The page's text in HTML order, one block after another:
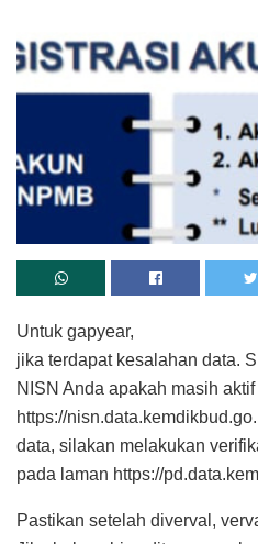
Untuk gapyear,
jika terdapat kesalahan data.
NISN Anda apakah masih
https://
data, silakan melakukan
pada laman https://
Pastikan setelah diverval,